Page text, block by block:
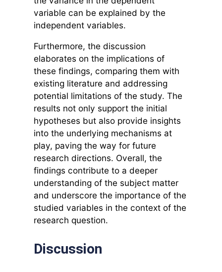
variable can be explained by the
independent variables.
Furthermore, the discussion
elaborates on the implications of
these findings, comparing them with
existing literature and addressing
potential limitations of the study. The
results not only support the initial
hypotheses but also provide insights
into the underlying mechanisms at
play, paving the way for future
research directions. Overall, the
findings contribute to a deeper
understanding of the subject matter
and underscore the importance of the
studied variables in the context of the
research question.
Discussion